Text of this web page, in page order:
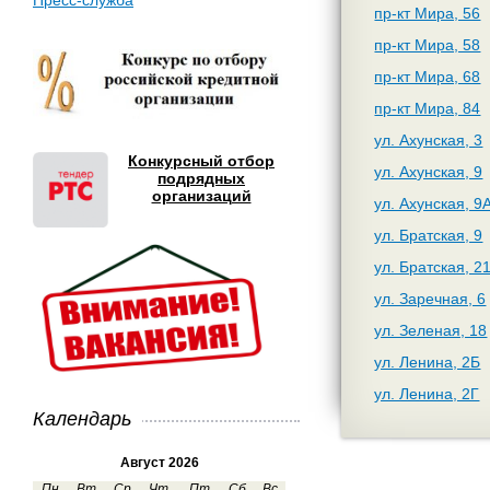
Конкурсный отбор
подрядных
организаций
Календарь
Август 2026
пр-кт Мира, 56
пр-кт Мира, 58
пр-кт Мира, 68
пр-кт Мира, 84
ул. Ахунская, 3
ул. Ахунская, 9
ул. Ахунская,
ул. Братская, 9
ул. Братская,
ул. Заречная, 6
ул. Зеленая, 18
ул. Ленина, 2Б
ул. Ленина, 2Г